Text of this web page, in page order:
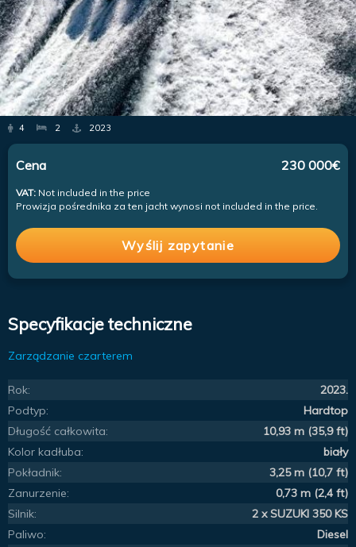
4 2 2023
Cena 230 000€
VAT: Not included in the price
Prowizja pośrednika za ten jacht wynosi not included in the price.
Wyślij zapytanie
Specyfikacje techniczne
Zarządzanie czarterem
Rok:
2023.
Podtyp:
Hardtop
Długość całkowita:
10,93 m (35,9 ft)
Kolor kadłuba:
biały
Pokładnik:
3,25 m (10,7 ft)
Zanurzenie:
0,73 m (2,4 ft)
Silnik:
2 x SUZUKI 350 KS
Paliwo:
Diesel